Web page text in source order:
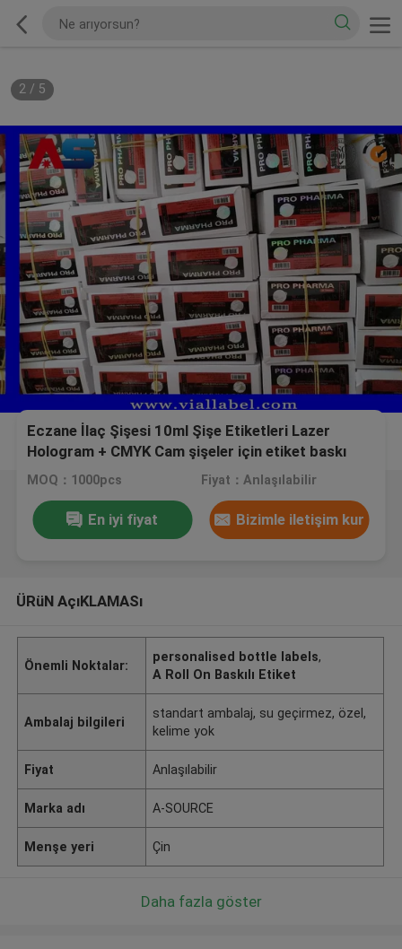
2/ 5
Eczane İlaç Şişesi 10ml Şişe Etiketleri Lazer
Hologram + CMYK Cam şişeler için etiket baskı
MOQ：1000pcs Fiyat：Anlaşılabilir
En iyi fiyat Bizimle iletişim kur
ÜRüN AçıKLAMASı
Önemli Noktalar:
personalised bottle labels,
A Roll On Baskılı Etiket
Ambalaj bilgileri
standart ambalaj, su geçirmez, özel,
kelime yok
Fiyat Anlaşılabilir
Marka adı A-SOURCE
Menşe yeri Çin
Daha fazla göster